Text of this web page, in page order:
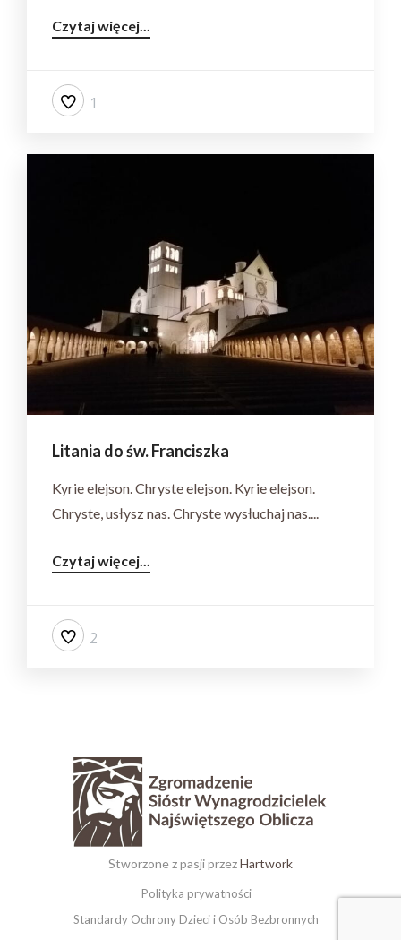
Czytaj więcej...
1
Litania do św. Franciszka
Kyrie elejson. Chryste elejson. Kyrie elejson.
Chryste, usłysz nas. Chryste wysłuchaj nas....
Czytaj więcej...
2
Stworzone z pasji przezHartwork
Polityka prywatności
Standardy Ochrony Dzieci i Osób Bezbronnych